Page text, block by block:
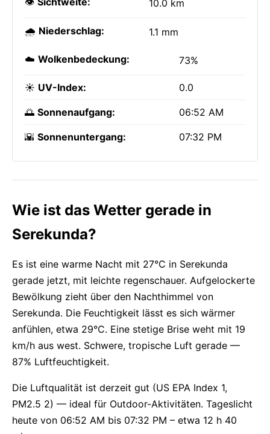
10.0 km
🌧️ Niederschlag: 1.1 mm
☁️ Wolkenbedeckung: 73%
☀️ UV-Index: 0.0
🌅 Sonnenaufgang: 06:52 AM
🌇 Sonnenuntergang: 07:32 PM
Wie ist das Wetter gerade in
Serekunda?
Es ist eine warme Nacht mit 27°C in Serekunda
gerade jetzt, mit leichte regenschauer. Aufgelockerte
Bewölkung zieht über den Nachthimmel von
Serekunda. Die Feuchtigkeit lässt es sich wärmer
anfühlen, etwa 29°C. Eine stetige Brise weht mit 19
km/h aus west. Schwere, tropische Luft gerade —
87% Luftfeuchtigkeit.
Die Luftqualität ist derzeit gut (US EPA Index 1,
PM2.5 2) — ideal für Outdoor-Aktivitäten. Tageslicht
heute von 06:52 AM bis 07:32 PM – etwa 12 h 40